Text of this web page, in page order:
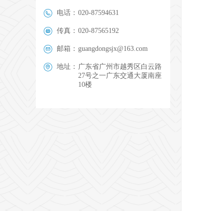
电话： 020-87594631
传真： 020-87565192
邮箱： guangdongsjx@163.com
地址： 广东省广州市越秀区白云路
27号之一广东交通大厦南座
10楼